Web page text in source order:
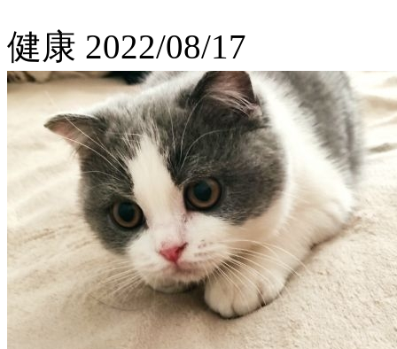
健康 2022/08/17